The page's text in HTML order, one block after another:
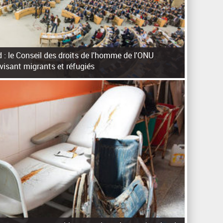
: le Conseil des droits de l'homme de l'ONU
migrants et réfugiés